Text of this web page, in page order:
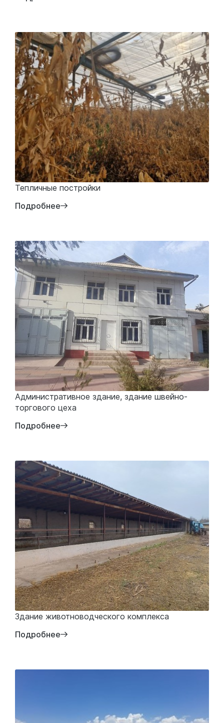
Тепличные постройки
Подробнее
Административное здание, здание швейно-
торгового цеха
Подробнее
Здание животноводческого комплекса
Подробнее